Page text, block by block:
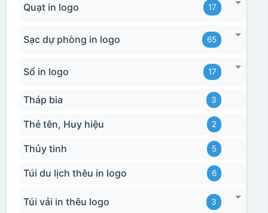
Hộp xi biểu trưng
Quạt in logo 17
Sạc dự phòng in logo 65
Sổ in logo 17
Tháp bia 3
Thẻ tên, Huy hiệu 2
Thủy tinh 5
Túi du lịch thêu in logo 6
Túi vải in thêu logo 3